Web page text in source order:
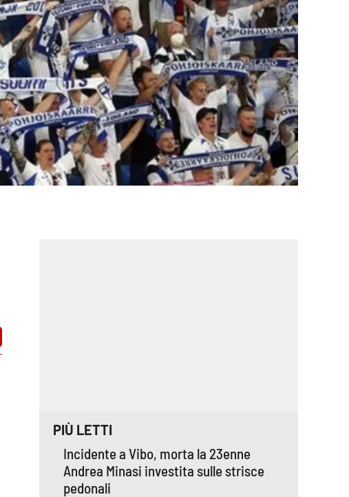
PIÙ LETTI
Incidente a Vibo, morta la 23enne
Andrea Minasi investita sulle strisce
pedonali